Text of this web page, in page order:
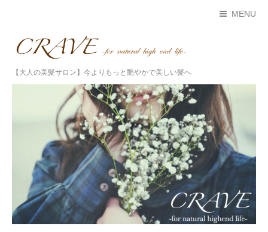
MENU
【大人の美髪サロン】今よりもっと艶やかで美しい髪へ